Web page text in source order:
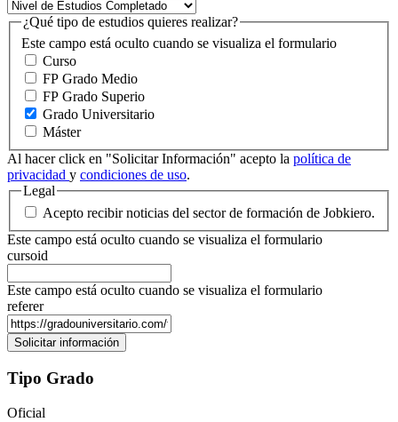
Este campo está oculto cuando se visualiza el formulario
¿Qué tipo de estudios quieres realizar?
Curso
FP Grado Medio
FP Grado Superio
Grado Universitario
Máster
Al hacer click en "Solicitar Información" acepto la política de
privacidad y condiciones de uso.
Legal
Acepto recibir noticias del sector de formación de Jobkiero.
Este campo está oculto cuando se visualiza el formulario
cursoid
Este campo está oculto cuando se visualiza el formulario
referer
Tipo Grado
Oficial